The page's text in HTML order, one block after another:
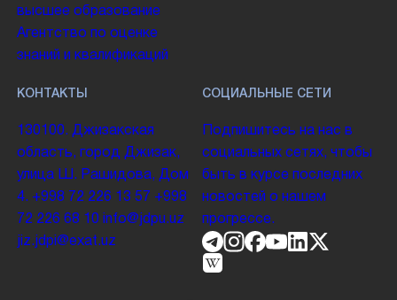
высшее образование
Агентство по оценке
знаний и квалификаций
КОНТАКТЫ
130100. Джизакская
область, город Джизак,
улица Ш. Рашидова, Дом
4. +998 72 226 13 57 +998
72 226 68 10
info@jdpu.uz
jiz.jdpi@exat.uz
СОЦИАЛЬНЫЕ СЕТИ
Подпишитесь на нас в
социальных сетях, чтобы
быть в курсе последних
новостей о нашем
прогрессе.